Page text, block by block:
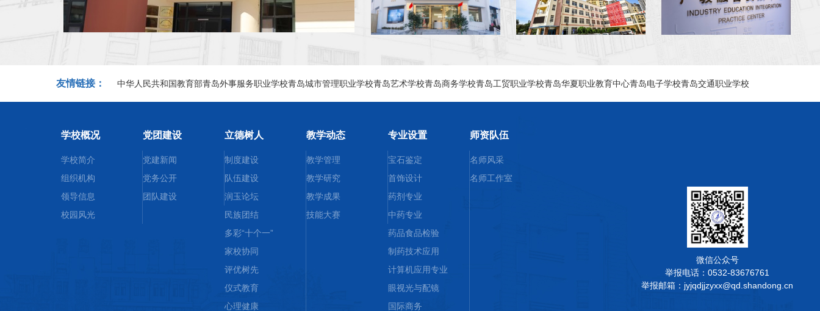
校园风光四
校园风光三
校园风光二
校园风光
友情链接： 中华人民共和国教育部青岛外事服务职业学校青岛城市管理职业学校青岛艺术学校青岛商务学校青岛工贸职业学校青岛华夏职业教育中心青岛电子学校青岛交通职业学校
学校概况
学校简介
组织机构
领导信息
校园风光
党团建设
党建新闻
党务公开
团队建设
立德树人
制度建设
队伍建设
润玉论坛
民族团结
多彩“十个一”
家校协同
评优树先
仪式教育
心理健康
教学动态
教学管理
教学研究
教学成果
技能大赛
专业设置
宝石鉴定
首饰设计
药剂专业
中药专业
药品食品检验
制药技术应用
计算机应用专业
眼视光与配镜
国际商务
师资队伍
名师风采
名师工作室
微信公众号
举报电话：0532-83676761
举报邮箱：jyjqdjjzyxx@qd.shandong.cn